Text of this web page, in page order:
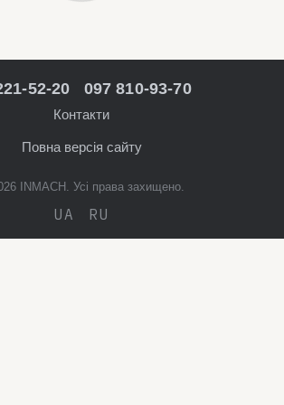
52-20 097 810-93-70
Контакти
Повна версія сайту
INMACH. Усі права захищено.
UA RU